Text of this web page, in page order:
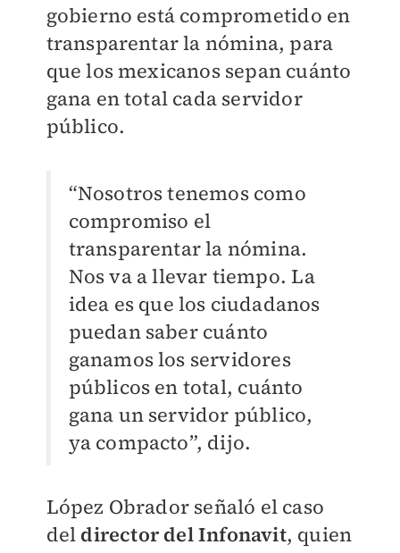
gobierno está comprometido en
transparentar la nómina, para
que los mexicanos sepan cuánto
gana en total cada servidor
público.
“Nosotros tenemos como
compromiso el
transparentar la nómina.
Nos va a llevar tiempo.La
idea es que los ciudadanos
puedan saber cuánto
ganamos los servidores
públicos en total, cuánto
gana un servidor público,
ya compacto”, dijo.
López Obrador señaló el caso
del director del Infonavit, quien